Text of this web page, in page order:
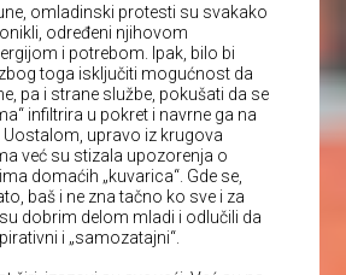
omladinski protesti su svakako
određeni njihovom
i potrebom. Ipak, bilo bi
toga isključiti mogućnost da
pa i strane službe, pokušati da se
infiltrira u pokret i navrne ga na
upravo iz krugova
već su stizala upozorenja o
domaćih „kuvarica“. Gde se,
baš i ne zna tačno ko sve i za
dobrim delom mladi i odlučili da
i „samozatajni“.